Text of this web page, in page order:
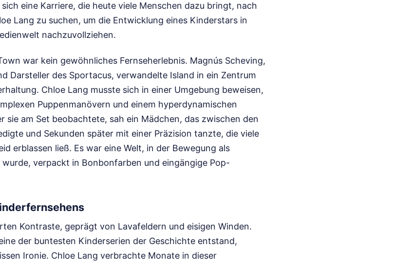
eine Karriere, die heute viele Menschen dazu bringt, nach
Lang zu suchen, um die Entwicklung eines Kinderstars in
nachzuvollziehen.
war kein gewöhnliches Fernseherlebnis. Magnús Scheving,
Darsteller des Sportacus, verwandelte Island in ein Zentrum
Chloe Lang musste sich in einer Umgebung beweisen,
Puppenmanövern und einem hyperdynamischen
sie am Set beobachtete, sah ein Mädchen, das zwischen den
und Sekunden später mit einer Präzision tanzte, die viele
erblassen ließ. Es war eine Welt, in der Bewegung als
verpackt in Bonbonfarben und eingängige Pop-
Kontraste, geprägt von Lavafeldern und eisigen Winden.
der buntesten Kinderserien der Geschichte entstand,
Ironie. Chloe Lang verbrachte Monate in dieser